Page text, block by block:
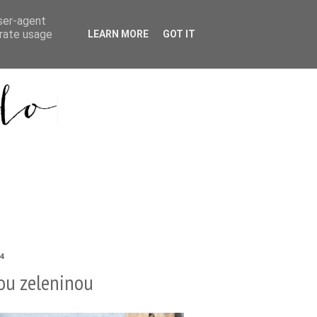
zeleninou
agent
usage
LEARN MORE GOT IT